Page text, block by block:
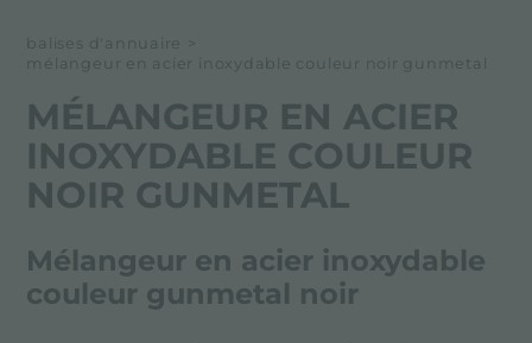
balises d'annuaire
>
mélangeur en acier inoxydable couleur noir gunmetal
MÉLANGEUR EN ACIER
INOXYDABLE COULEUR
NOIR GUNMETAL
Mélangeur en acier inoxydable
couleur gunmetal noir